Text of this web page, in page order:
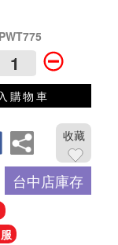
購物車
收藏
台中店庫存